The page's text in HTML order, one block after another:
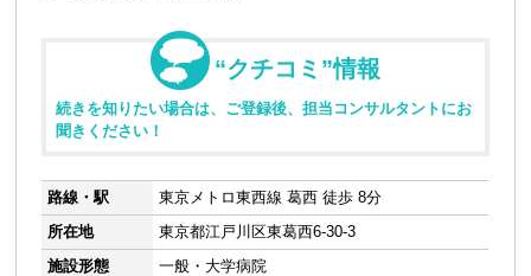
“クチコミ”情報
続きを知りたい場合は、ご登録後、担当コンサルタントにお
聞きください！
路線・駅
東京メトロ東西線 葛西 徒歩 8分
所在地
東京都江戸川区東葛西6-30-3
施設形態
一般・大学病院